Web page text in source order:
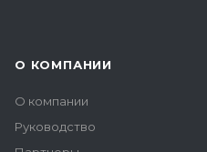
О КОМПАНИИ
О компании
Руководство